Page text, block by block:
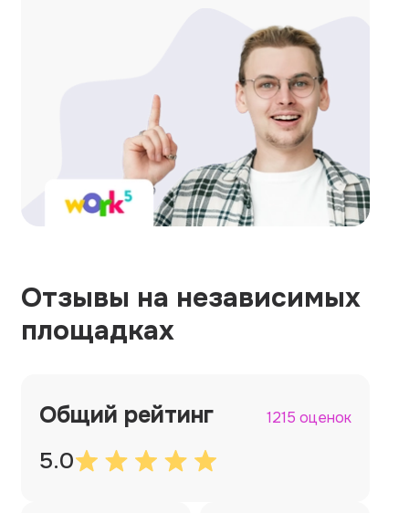
Отзывы на независимых
площадках
Общий рейтинг 1215 оценок
5.0